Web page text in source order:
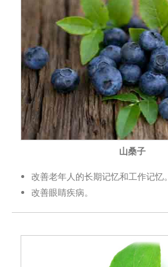
山桑子
改善老年人的长期记忆和工作记忆。
改善眼睛疾病。